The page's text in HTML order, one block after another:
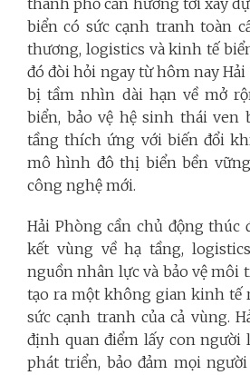
thành phố cần hướng tới xây
biển có sức cạnh tranh toàn
thương, logistics và kinh tế
đó đòi hỏi ngay từ hôm nay
bị tầm nhìn dài hạn về mở
biển, bảo vệ hệ sinh thái ven
tầng thích ứng với biến đổi
mô hình đô thị biển bền
công nghệ mới.
Hải Phòng cần chủ động thúc
kết vùng về hạ tầng,
nguồn nhân lực và bảo vệ môi
tạo ra một không gian kinh tế
sức cạnh tranh của cả vùng.
định quan điểm lấy con người
phát triển, bảo đảm mọi